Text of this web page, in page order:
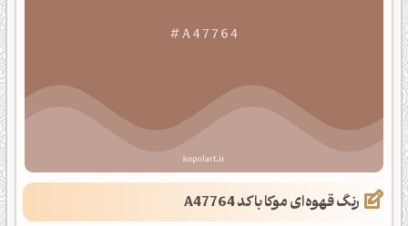
رنگ قهوه‌ای موکا با کد A47764